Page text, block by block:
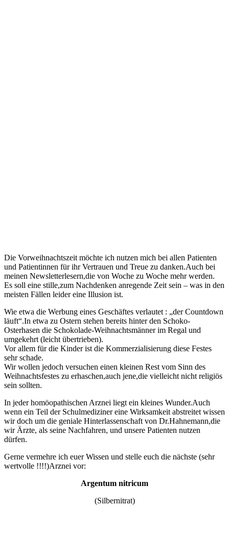
Die Vorweihnachtszeit möchte ich nutzen mich bei allen Patienten
und Patientinnen für ihr Vertrauen und Treue zu danken.Auch bei
meinen Newsletterlesern,die von Woche zu Woche mehr werden.
Es soll eine stille,zum Nachdenken anregende Zeit sein – was in den
meisten Fällen leider eine Illusion ist.
Wie etwa die Werbung eines Geschäftes verlautet : „der Countdown
läuft“.In etwa zu Ostern stehen bereits hinter den Schoko-
Osterhasen die Schokolade-Weihnachtsmänner im Regal und
umgekehrt (leicht übertrieben).
Vor allem für die Kinder ist die Kommerzialisierung diese Festes
sehr schade.
Wir wollen jedoch versuchen einen kleinen Rest vom Sinn des
Weihnachtsfestes zu erhaschen,auch jene,die vielleicht nicht religiös
sein sollten.
In jeder homöopathischen Arznei liegt ein kleines Wunder.Auch
wenn ein Teil der Schulmediziner eine Wirksamkeit abstreitet wissen
wir doch um die geniale Hinterlassenschaft von Dr.Hahnemann,die
wir Ärzte, als seine Nachfahren, und unsere Patienten nutzen
dürfen.
Gerne vermehre ich euer Wissen und stelle euch die nächste (sehr
wertvolle !!!!)Arznei vor:
Argentum nitricum
(Silbernitrat)